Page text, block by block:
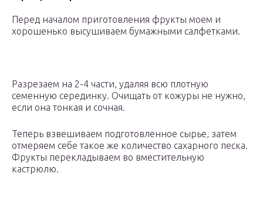
Перед началом приготовления фрукты моем и
хорошенько высушиваем бумажными салфетками.
Разрезаем на 2-4 части, удаляя всю плотную
семенную серединку. Очищать от кожуры не нужно,
если она тонкая и сочная.
Теперь взвешиваем подготовленное сырье, затем
отмеряем себе такое же количество сахарного песка.
Фрукты перекладываем во вместительную
кастрюлю.